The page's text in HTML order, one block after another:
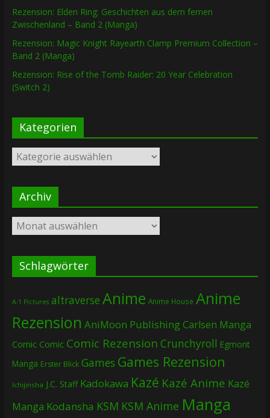
Rezension: Elden Ring: Geschichten aus dem fernen
Zwischenland – Band 2 (Manga)
Rezension: Magic Knight Rayearth Clamp Premium Collection –
Band 2 (Manga)
Rezension: Rise of the Tomb Raider: 20 Year Celebration
(Switch 2)
Kategorien
Kategorien
Archiv
Archiv
Schlagwörter
A-1 Pictures altraverse Anime Anime House Anime
Rezension AniMoon PublishingCarlsen Manga
Comic Comic Comic Rezension Crunchyroll Egmont
Manga Erster Blick Games Games Rezension
Ichijinsha J.C. Staff Kadokawa Kazé Kazé Anime Kazé
Manga Kodansha KSM KSM Anime Manga